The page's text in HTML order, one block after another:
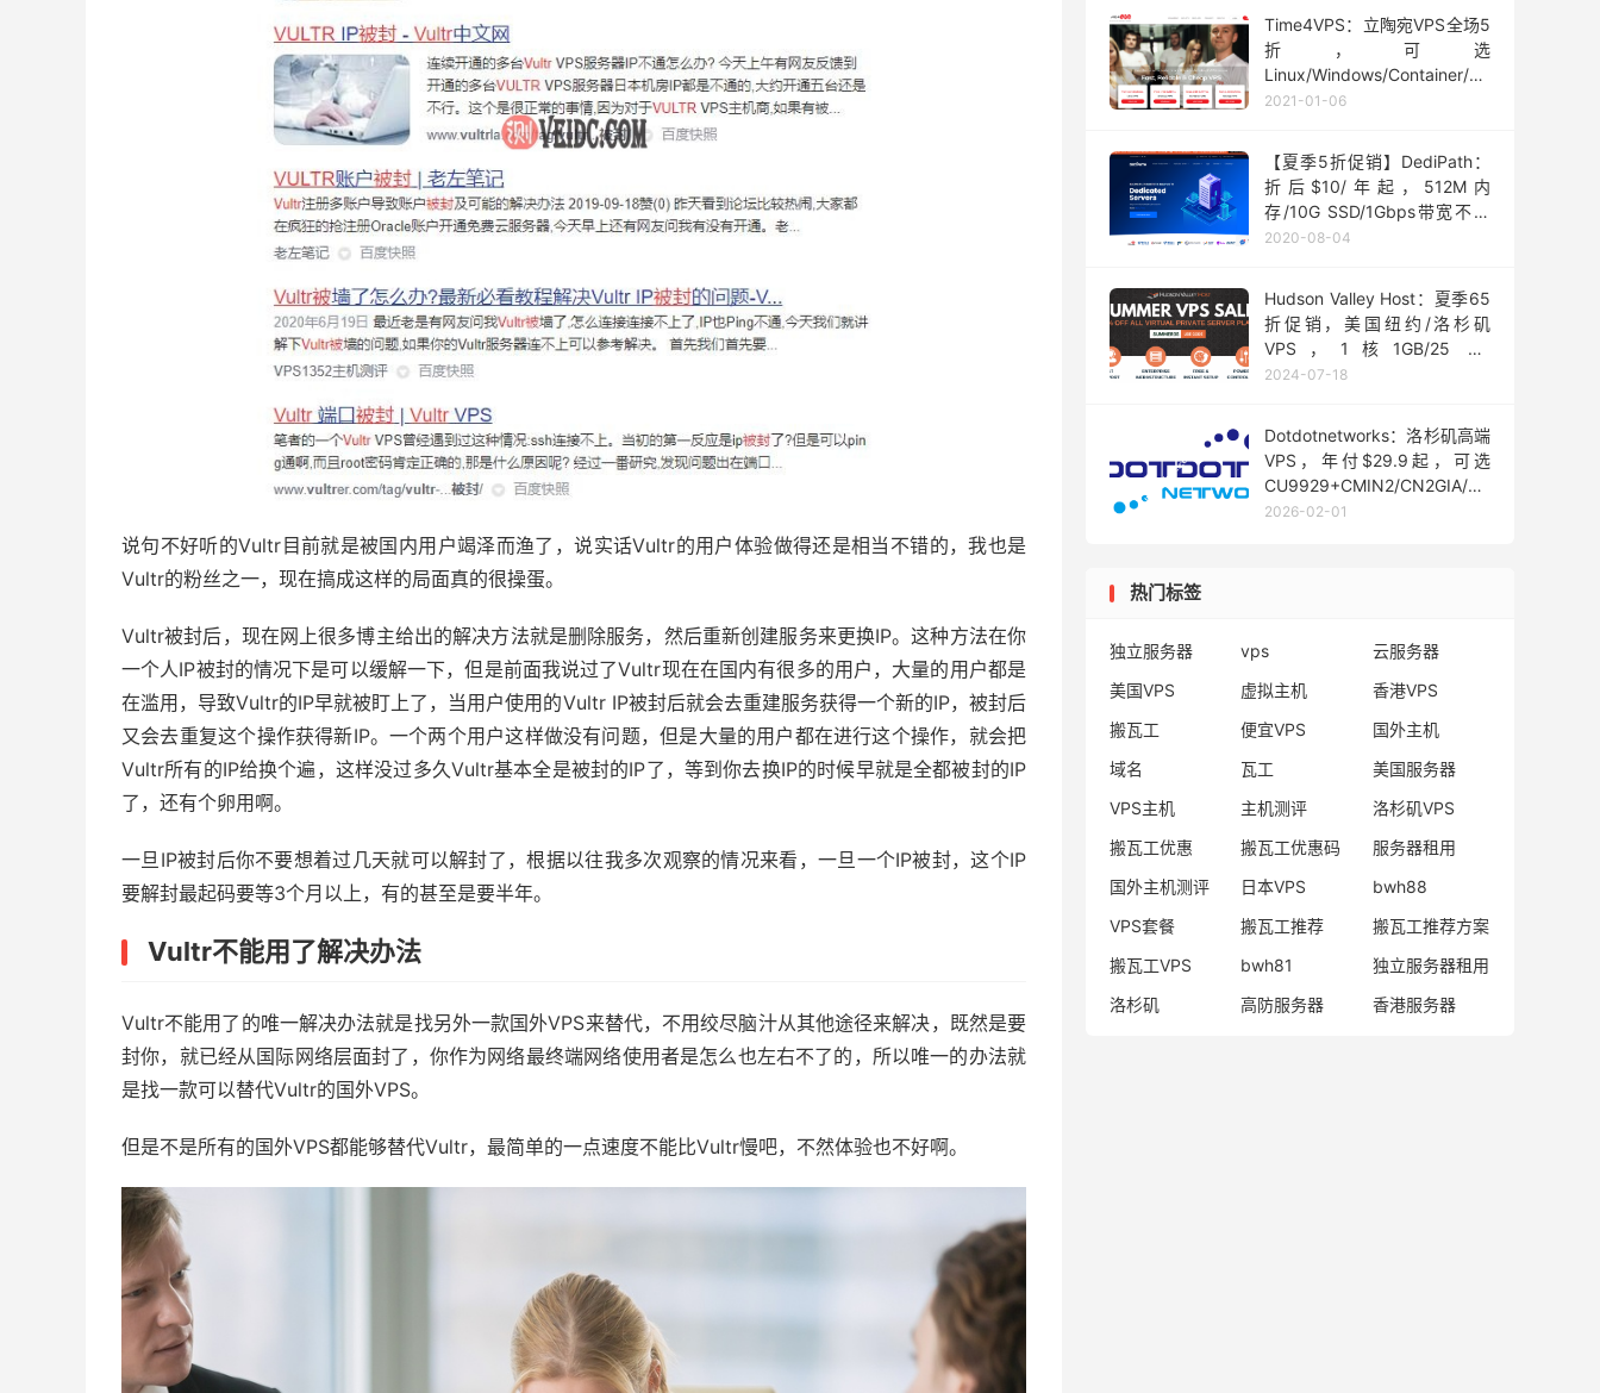
说句不好听的Vultr目前就是被国内用户竭泽而渔了，说实话Vultr的用户体验做得还是相当不错的，我也是
Vultr的粉丝之一，现在搞成这样的局面真的很操蛋。
Vultr被封后，现在网上很多博主给出的解决方法就是删除服务，然后重新创建服务来更换IP。这种方法在你
一个人IP被封的情况下是可以缓解一下，但是前面我说过了Vultr现在在国内有很多的用户，大量的用户都是
在滥用，导致Vultr的IP早就被盯上了，当用户使用的Vultr IP被封后就会去重建服务获得一个新的IP，被封后
又会去重复这个操作获得新IP。一个两个用户这样做没有问题，但是大量的用户都在进行这个操作，就会把
Vultr所有的IP给换个遍，这样没过多久Vultr基本全是被封的IP了，等到你去换IP的时候早就是全都被封的IP
了，还有个卵用啊。
一旦IP被封后你不要想着过几天就可以解封了，根据以往我多次观察的情况来看，一旦一个IP被封，这个IP
要解封最起码要等3个月以上，有的甚至是要半年。
Vultr不能用了解决办法
Vultr不能用了的唯一解决办法就是找另外一款国外VPS来替代，不用绞尽脑汁从其他途径来解决，既然是要
封你，就已经从国际网络层面封了，你作为网络最终端网络使用者是怎么也左右不了的，所以唯一的办法就
是找一款可以替代Vultr的国外VPS。
但是不是所有的国外VPS都能够替代Vultr，最简单的一点速度不能比Vultr慢吧，不然体验也不好啊。
Time4VPS：立陶宛VPS全场5
折，可选
Linux/Windows/Container/大
硬盘VPS/WHMCS可对接
2021-01-06
【夏季5折促销】DediPath：
折后$10/年起，512M内
存/10G SSD/1Gbps带宽不限
流量、可选PayPal/支付宝等付
2020-08-04
Hudson Valley Host：夏季65
折促销，美国纽约/洛杉矶
VPS，1核1GB/25 GB
SSD/1Gbps@20 TB，月付
2024-07-18
Dotdotnetworks：洛杉矶高端
VPS，年付$29.9起，可选
CU9929+CMIN2/CN2GIA/CU4837/
国际线路/多IP站群VPS等
2026-02-01
热门标签
独立服务器 vps
云服务器
美国VPS
虚拟主机
香港VPS
搬瓦工
便宜VPS
国外主机
域名
瓦工
美国服务器
VPS主机
主机测评
洛杉矶VPS
搬瓦工优惠
搬瓦工优惠码
服务器租用
国外主机测评
日本VPS
bwh88
VPS套餐
搬瓦工推荐
搬瓦工推荐方案
搬瓦工VPS
bwh81
独立服务器租用
洛杉矶
高防服务器 香港服务器